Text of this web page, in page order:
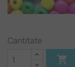
Cantitate
